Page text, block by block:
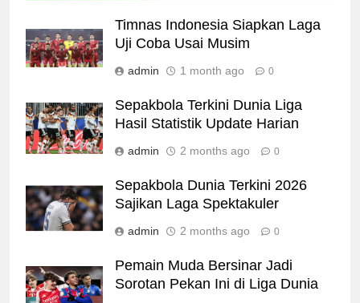
Timnas Indonesia Siapkan Laga
Uji Coba Usai Musim
admin 1 month ago 0
Sepakbola Terkini Dunia Liga
Hasil Statistik Update Harian
admin 2 months ago 0
Sepakbola Dunia Terkini 2026
Sajikan Laga Spektakuler
admin 2 months ago 0
Pemain Muda Bersinar Jadi
Sorotan Pekan Ini di Liga Dunia